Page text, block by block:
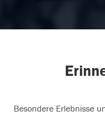
Besondere Erlebnisse